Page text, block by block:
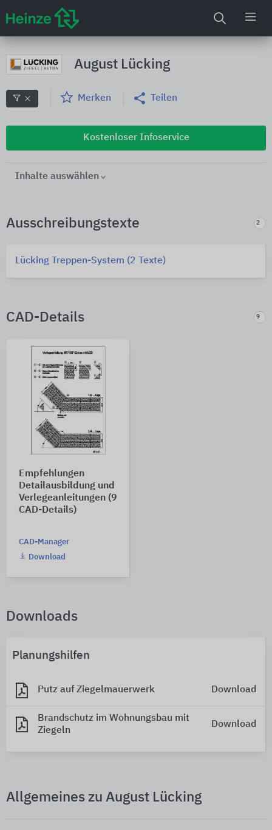
August Lücking
Merken Teilen
Kostenloser Infoservice
Inhalte auswählen
Ausschreibungstexte 2
Lücking Treppen-System (2 Texte)
CAD-Details 9
Empfehlungen
Detailausbildung und
Verlegeanleitungen (9
CAD-Details)
CAD-Manager
Download
Downloads
Planungshilfen
Putz auf Ziegelmauerwerk Download
Brandschutz im Wohnungsbau mit
Ziegeln
Download
Allgemeines zu August Lücking